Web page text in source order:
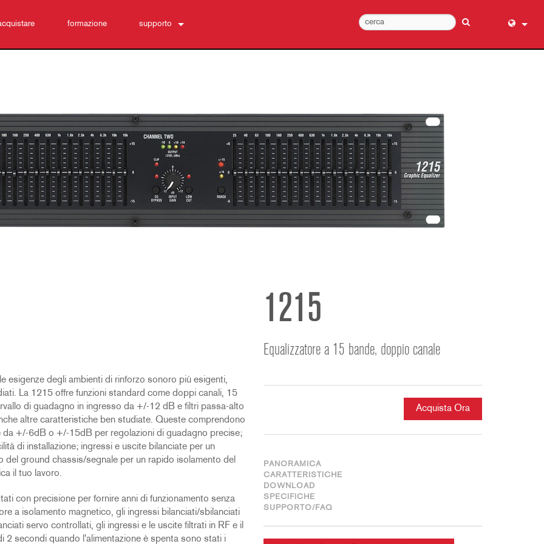
formazione supporto
Download
Garanzia
registrazione del prodotto
Assistenza
degli ambienti di rinforzo sonoro più esigenti,
La 1215 offre funzioni standard come doppi canali, 15
di guadagno in ingresso da +/-12 dB e filtri passa-alto
altre caratteristiche ben studiate. Queste comprendono
+/-6dB o +/-15dB per regolazioni di guadagno precise;
di installazione; ingressi e uscite bilanciate per un
ground chassis/segnale per un rapido isolamento del
il tuo lavoro.
con precisione per fornire anni di funzionamento senza
a isolamento magnetico, gli ingressi bilanciati/sbilanciati
servo controllati, gli ingressi e le uscite filtrati in RF e il
2 secondi quando l'alimentazione è spenta sono stati i
1215
Equalizzatore a 15 bande, doppio canale
Acquista Ora
PANORAMICA
CARATTERISTICHE
DOWNLOAD
SPECIFICHE
SUPPORTO/FAQ